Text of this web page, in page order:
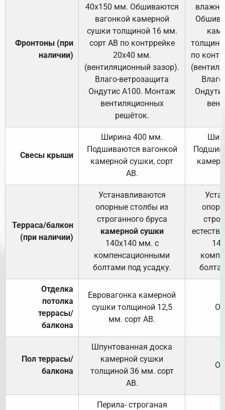
Фронтоны (при
наличии)
40х150 мм. Обшиваются
вагонкой камерной
сушки толщиной 16 мм.
сорт АВ по контррейке
20х40 мм.
(вентиляционный зазор).
Влаго-ветрозащита
Ондутис А100. Монтаж
вентиляционных
решёток.
по
Свесы крыши
Ширина 400 мм.
Подшиваются вагонкой
камерной сушки, сорт
АВ.
Терраса/балкон
(при наличии)
Устанавливаются
опорные столбы из
строганного бруса
камерной сушки
140х140 мм. с
компенсационными
болтами под усадку.
Отделка
потолка
террасы/
балкона
Евровагонка камерной
сушки толщиной 12,5
мм. сорт АВ.
Пол террасы/
балкона
Шпунтованная доска
камерной сушки
толщиной 36 мм. сорт
АВ.
Перила- строганая